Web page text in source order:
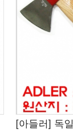
[아들러] 독